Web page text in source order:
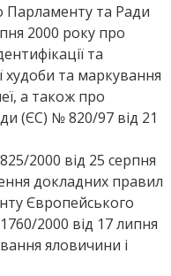
Парламенту та Ради
2000 року про
та
худоби та маркування
а також про
(ЄС) № 820/97 від 21
2000 від 25 серпня
докладних правил
Європейського
2000 від 17 липня
яловичини і